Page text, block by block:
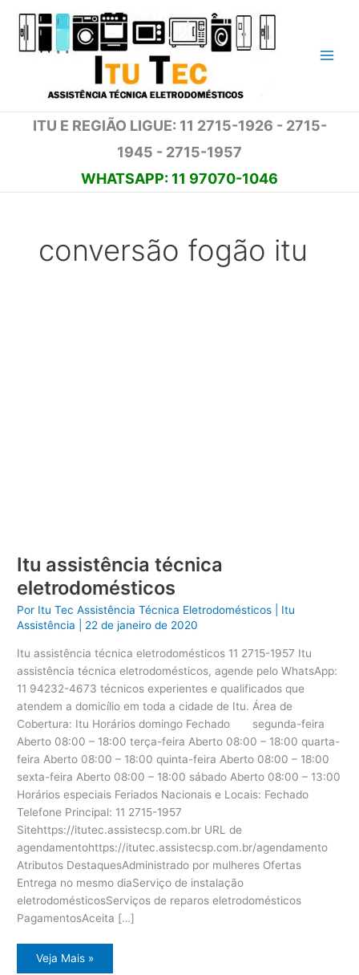
para
ITU E REGIÃO LIGUE: 11 2715-1926 - 2715-
1945 - 2715-1957
WHATSAPP: 11 97070-1046
conversão fogão itu
Itu assistência técnica
eletrodomésticos
Por Itu Tec Assistência Técnica Eletrodomésticos
Itu
Assistência
22 de janeiro de 2020
Itu assistência técnica eletrodomésticos 11 2715-1957 Itu
assistência técnica eletrodomésticos, agende pelo WhatsApp:
11 94232-4673 técnicos experientes e qualificados que
atendem a domicílio em toda a cidade de Itu. Área de
Cobertura: Itu Horários domingo Fechado segunda-feira
Aberto 08:00 – 18:00 terça-feira Aberto 08:00 – 18:00 quarta-
feira Aberto 08:00 – 18:00 quinta-feira Aberto 08:00 – 18:00
sexta-feira Aberto 08:00 – 18:00 sábado Aberto 08:00 – 13:00
Horários especiais Feriados Nacionais e Locais: Fechado
Telefone Principal: 11 2715-1957
Sitehttps://itutec.assistecsp.com.br URL de
agendamentohttps://itutec.assistecsp.com.br/agendamento
Atributos DestaquesAdministrado por mulheres Ofertas
Entrega no mesmo diaServiço de instalação
eletrodomésticosServiços de reparos eletrodomésticos
PagamentosAceita […]
Itu
assistência
Veja Mais »